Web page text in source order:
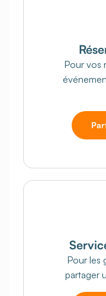
Pour vos
Pour les
partager